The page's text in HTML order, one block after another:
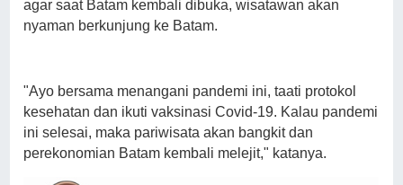
agar saat Batam kembali dibuka, wisatawan akan
nyaman berkunjung ke Batam.
"Ayo bersama menangani pandemi ini, taati protokol
kesehatan dan ikuti vaksinasi Covid-19. Kalau pandemi
ini selesai, maka pariwisata akan bangkit dan
perekonomian Batam kembali melejit," katanya.